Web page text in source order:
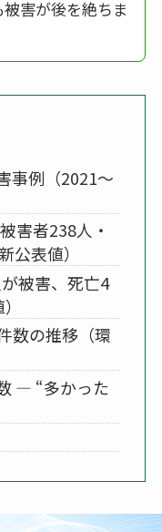
害が後を絶ちま
事例（2021〜
害者238人・
公表値）
被害、死亡4
数の推移（環
― “多かった